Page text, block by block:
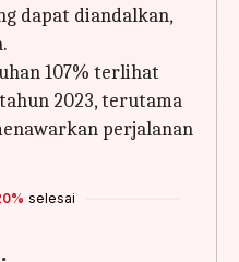
dapat diandalkan,
107% terlihat
2023, terutama
perjalanan
selesai